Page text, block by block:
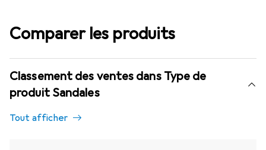
Comparer les produits
Classement des ventes dans Type de
produit Sandales
Tout afficher